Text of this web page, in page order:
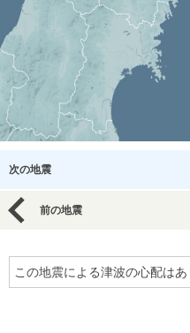
次の地震
前の地震
この地震による津波の心配はあ